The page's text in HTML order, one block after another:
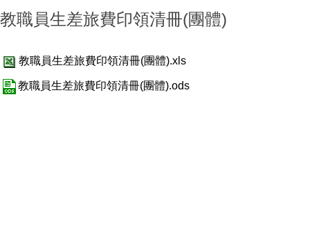
教職員生差旅費印領清冊(團體)
教職員生差旅費印領清冊(團體).xls
教職員生差旅費印領清冊(團體).ods